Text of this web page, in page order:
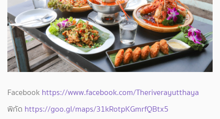
Facebook https://www.facebook.com/Theriverayutthaya
พิกัด https://goo.gl/maps/31kRotpKGmrfQBtx5